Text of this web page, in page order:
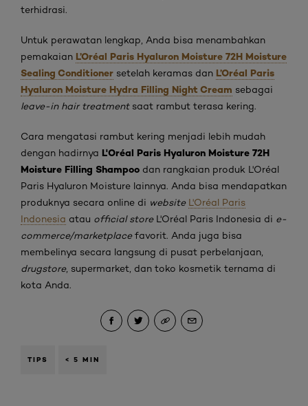
terhidrasi.
Untuk perawatan lengkap, Anda bisa menambahkan
pemakaian L’Oréal Paris Hyaluron Moisture 72H Moisture
Sealing Conditioner setelah keramas dan L’Oréal Paris
Hyaluron Moisture Hydra Filling Night Cream sebagai
leave-in hair treatmentsaat rambut terasa kering.
Cara mengatasi rambut kering menjadi lebih mudah
dengan hadirnya L'Oréal Paris Hyaluron Moisture 72H
Moisture Filling Shampoo dan rangkaian produk L'Oréal
Paris Hyaluron Moisture lainnya. Anda bisa mendapatkan
produknya secara online di website L'Oréal Paris
Indonesia atau official storeL'Oréal Paris Indonesia di e-
commerce/marketplacefavorit. Anda juga bisa
membelinya secara langsung di pusat perbelanjaan,
drugstore, supermarket, dan toko kosmetik ternama di
kota Anda.
TIPS < 5 MIN